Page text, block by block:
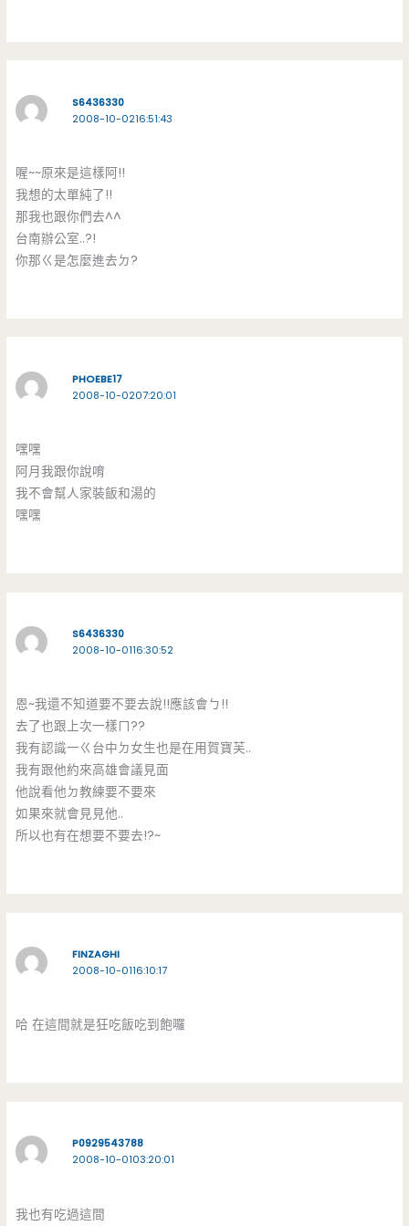
S6436330
2008-10-0216:51:43
喔~~原來是這樣阿!!
我想的太單純了!!
那我也跟你們去^^
台南辦公室..?!
你那ㄍ是怎麼進去ㄉ?
PHOEBE17
2008-10-0207:20:01
嘿嘿
阿月我跟你說唷
我不會幫人家裝飯和湯的
嘿嘿
S6436330
2008-10-0116:30:52
恩~我還不知道要不要去說!!應該會ㄅ!!
去了也跟上次一樣ㄇ??
我有認識一ㄍ台中ㄉ女生也是在用賀寶芙..
我有跟他約來高雄會議見面
他說看他ㄉ教練要不要來
如果來就會見見他..
所以也有在想要不要去!?~
FINZAGHI
2008-10-0116:10:17
哈 在這間就是狂吃飯吃到飽囉
P0929543788
2008-10-0103:20:01
我也有吃過這間